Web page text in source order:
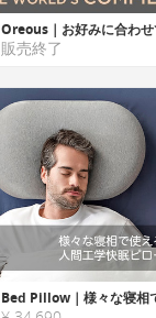
販売終了